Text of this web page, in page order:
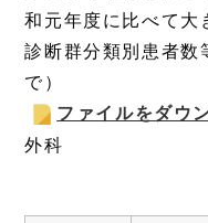
和元年度に比べて大
診断群分類別患者数
で）
ファイルをダウ
外科